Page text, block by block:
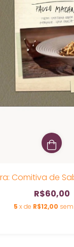
Comitiva de
R$60,00
5 x de R$12,00